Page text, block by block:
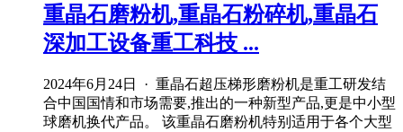
重晶石磨粉机,重晶石粉碎机,重晶石
深加工设备重工科技 ...
2024年6月24日 · 重晶石超压梯形磨粉机是重工研发结
合中国国情和市场需要,推出的一种新型产品,更是中小型
球磨机换代产品。 该重晶石磨粉机特别适用于各个大型